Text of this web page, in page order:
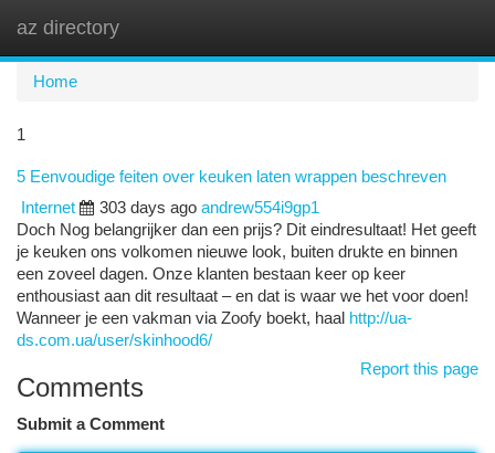
az directory
Home
1
5 Eenvoudige feiten over keuken laten wrappen beschreven
Internet
303 days ago andrew554i9gp1
Doch Nog belangrijker dan een prijs? Dit eindresultaat! Het geeft
je keuken ons volkomen nieuwe look, buiten drukte en binnen
een zoveel dagen. Onze klanten bestaan keer op keer
enthousiast aan dit resultaat – en dat is waar we het voor doen!
Wanneer je een vakman via Zoofy boekt, haal http://ua-
ds.com.ua/user/skinhood6/
Report this page
Comments
Submit a Comment